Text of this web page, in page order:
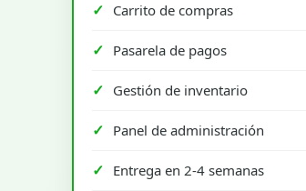
Carrito de compras
Pasarela de pagos
Gestión de inventario
Panel de administración
Entrega en 2-4 semanas